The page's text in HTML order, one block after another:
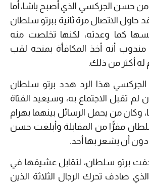
حسن الجركسي الذي أصبح باشا، أما
الاتصال مرة ثانية ببرتو سلطان
كما وعدته، لكنها تخلصت منه
أنه أخذ المكافأة بمنحه لقب
له أكثر من ذلك.
هذا الرد هدد برتو سلطان
تقبل الاجتماع به، وسيعيد الفتاة
وكان من يحمل الرسائل بينهما بهرام
سلطان مفرًّا من المقابلة وأبلغت حسن
دون أن يشعر بها أحد.
برتو سلطان، لتقابل عشيقها في
صادف تحرك الرجال الثلاثة الذين